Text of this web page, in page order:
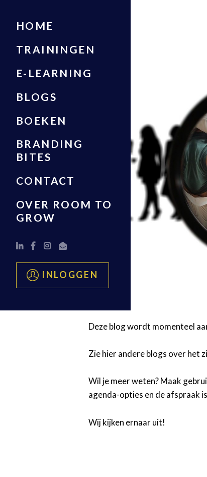
HOME
TRAININGEN
E-LEARNING
BLOGS
BOEKEN
BRANDING
BITES
CONTACT
OVER ROOM TO
GROW
INLOGGEN
Deze blog wordt momenteel
Zie hierandere blogs over het
Wil je meer weten? Maak
agenda-opties en de afspraak
Wij kijken ernaar uit!